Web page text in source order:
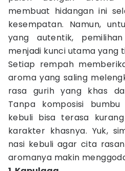
membuat hidangan ini
kesempatan. Namun,
yang autentik, pemilihan
menjadi kunci utama yang
Setiap rempah
aroma yang saling
rasa gurih yang khas
Tanpa komposisi
kebuli bisa terasa
karakter khasnya. Yuk,
nasi kebuli agar cita
aromanya makin